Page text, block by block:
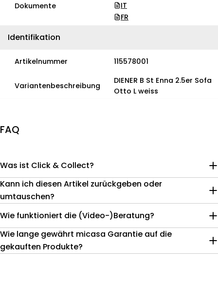
Dokumente
IT
FR
Identifikation
Artikelnummer 115578001
Variantenbeschreibung
DIENER B St Enna 2.5er Sofa
Otto L weiss
FAQ
Was ist Click & Collect?
Kann ich diesen Artikel zurückgeben oder
umtauschen?
Wie funktioniert die (Video-)Beratung?
Wie lange gewährt micasa Garantie auf die
gekauften Produkte?